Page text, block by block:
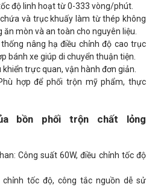
độ linh hoạt từ 0-333 vòng/phút.
và trục khuấy làm từ thép không
mòn và an toàn cho nguyên liệu.
nâng hạ điều chỉnh độ cao trục
bánh xe giúp di chuyển thuận tiện.
khiển trực quan, vận hành đơn giản.
hợp để phối trộn mỹ phẩm, thực
bồn phối trộn chất lỏng
Công suất 60W, điều chỉnh tốc độ
chỉnh tốc độ, công tắc nguồn dễ sử